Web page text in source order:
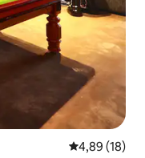
Calificación
4,89 (18)